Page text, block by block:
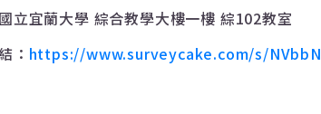
立宜蘭大學 綜合教學大樓一樓 綜102教室
： https://www.surveycake.com/s/NVbbN